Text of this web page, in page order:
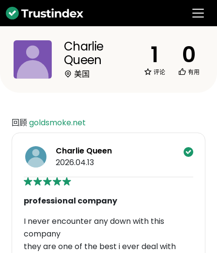
Charlie
Queen
美国
1
评论
0
有用
回顾goldsmoke.net
Charlie Queen
2026.04.13
professional company
I never encounter any down with this
company
they are one of the best i ever deal with